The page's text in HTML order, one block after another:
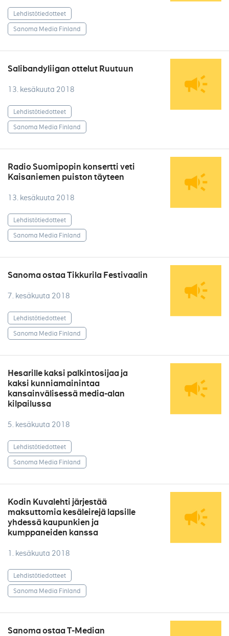
Lehdistötiedotteet
Sanoma Media Finland
Salibandyliigan ottelut Ruutuun
13. kesäkuuta 2018
Lehdistötiedotteet
Sanoma Media Finland
Radio Suomipopin konsertti veti
Kaisaniemen puiston täyteen
13. kesäkuuta 2018
Lehdistötiedotteet
Sanoma Media Finland
Sanoma ostaa Tikkurila Festivaalin
7. kesäkuuta 2018
Lehdistötiedotteet
Sanoma Media Finland
Hesarille kaksi palkintosijaa ja
kaksi kunniamainintaa
kansainvälisessä media-alan
kilpailussa
5. kesäkuuta 2018
Lehdistötiedotteet
Sanoma Media Finland
Kodin Kuvalehti järjestää
maksuttomia kesäleirejä lapsille
yhdessä kaupunkien ja
kumppaneiden kanssa
1. kesäkuuta 2018
Lehdistötiedotteet
Sanoma Media Finland
Sanoma ostaa T-Median